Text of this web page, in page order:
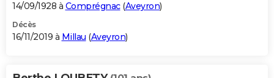
14/09/1928 à Comprégnac(Aveyron)
Décès
16/11/2019 à Millau (Aveyron)